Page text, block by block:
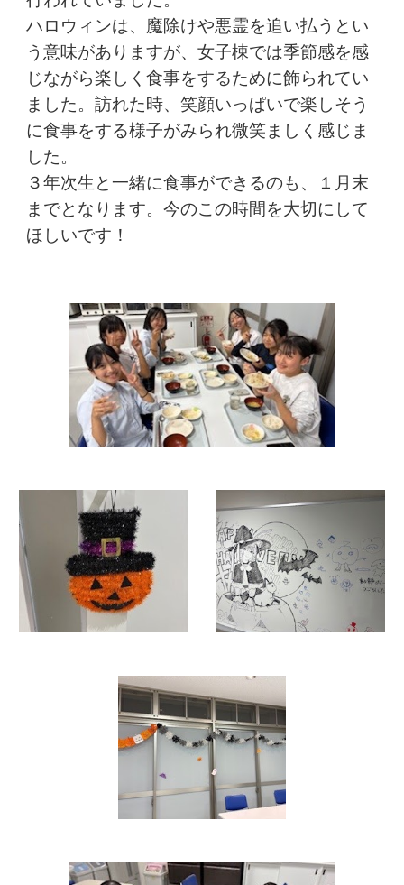
ハロウィンは、魔除けや悪霊を追い払うとい
う意味がありますが、女子棟では季節感を感
じながら楽しく食事をするために飾られてい
ました。訪れた時、笑顔いっぱいで楽しそう
に食事をする様子がみられ微笑ましく感じま
した。
３年次生と一緒に食事ができるのも、１月末
までとなります。今のこの時間を大切にして
ほしいです！